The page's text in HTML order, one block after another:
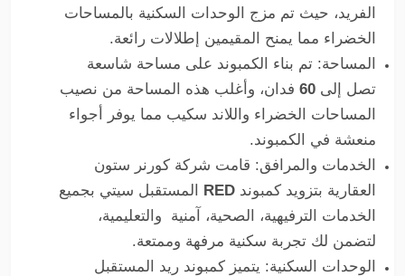
الفريد، حيث تم مزج الوحدات السكنية بالمساحات
الخضراء مما يمنح المقيمين إطلالات رائعة.
المساحة: تم بناء الكمبوند على مساحة شاسعة
تصل إلى 60 فدان، وأغلب هذه المساحة من نصيب
المساحات الخضراء واللاند سكيب مما يوفر أجواء
منعشة في الكمبوند.
الخدمات والمرافق: قامت شركة كورنر ستون
العقارية بتزويد كمبوند RED المستقبل سيتي بجميع
الخدمات الترفيهية، الصحية، آمنية والتعليمية،
لتضمن لك تجربة سكنية مرفهة وممتعة.
الوحدات السكنية: يتميز كمبوند ريد المستقبل